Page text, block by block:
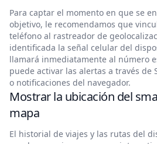
Para captar el momento en que se
objetivo, le recomendamos que
teléfono al rastreador de
identificada la señal celular del
llamará inmediatamente al número
puede activar las alertas a través de
o notificaciones del navegador.
Mostrar la ubicación del
mapa
El historial de viajes y las rutas del